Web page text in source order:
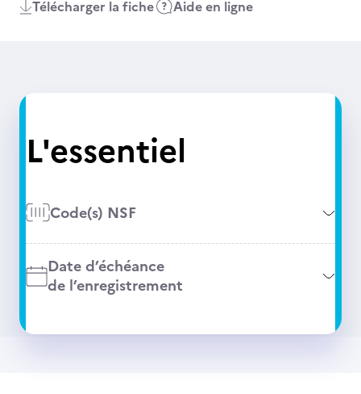
Télécharger la fiche Aide en ligne
L'essentiel
Code(s) NSF
Date d’échéance
de l’enregistrement